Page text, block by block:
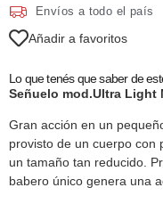
Envíos a todo el país
Añadir a favoritos
Lo que tenés que saber de
Señuelo mod.Ultra Light
Gran acción en un
provisto de un cuerpo con
un tamaño tan reducido.
babero único genera una